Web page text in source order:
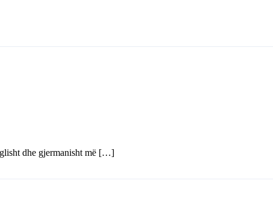
dhe gjermanisht më […]